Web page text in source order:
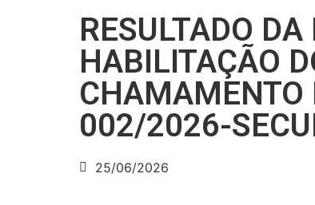
RESULTADO DA
HABILITAÇÃO
CHAMAMENTO
002/2026-
25/06/2026